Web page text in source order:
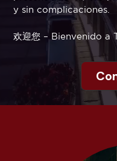
y sin complicaciones.
欢迎您 – Bienvenido a